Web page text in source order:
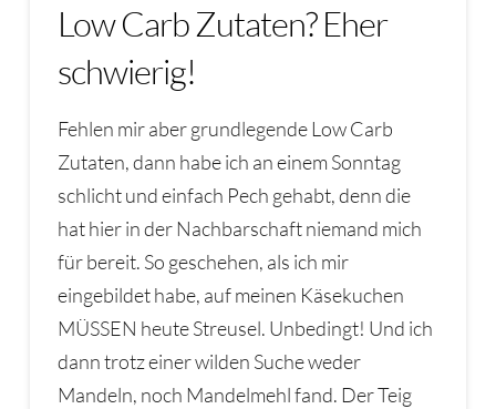
Low Carb Zutaten? Eher
schwierig!
Fehlen mir aber grundlegende Low Carb
Zutaten, dann habe ich an einem Sonntag
schlicht und einfach Pech gehabt, denn die
hat hier in der Nachbarschaft niemand mich
für bereit. So geschehen, als ich mir
eingebildet habe, auf meinen Käsekuchen
MÜSSEN heute Streusel. Unbedingt! Und ich
dann trotz einer wilden Suche weder
Mandeln, noch Mandelmehl fand. Der Teig